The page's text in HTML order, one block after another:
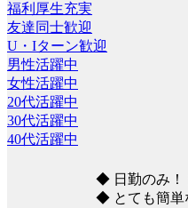
福利厚生充実
友達同士歓迎
U・Iターン歓迎
男性活躍中
女性活躍中
20代活躍中
30代活躍中
40代活躍中
◆ 日勤のみ！
◆ とても簡単